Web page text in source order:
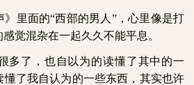
里面的“西部的男人”，心里像是打
觉混杂在一起久久不能平息。
多了，也自以为的读懂了其中的一
懂了我自认为的一些东西，其实也许